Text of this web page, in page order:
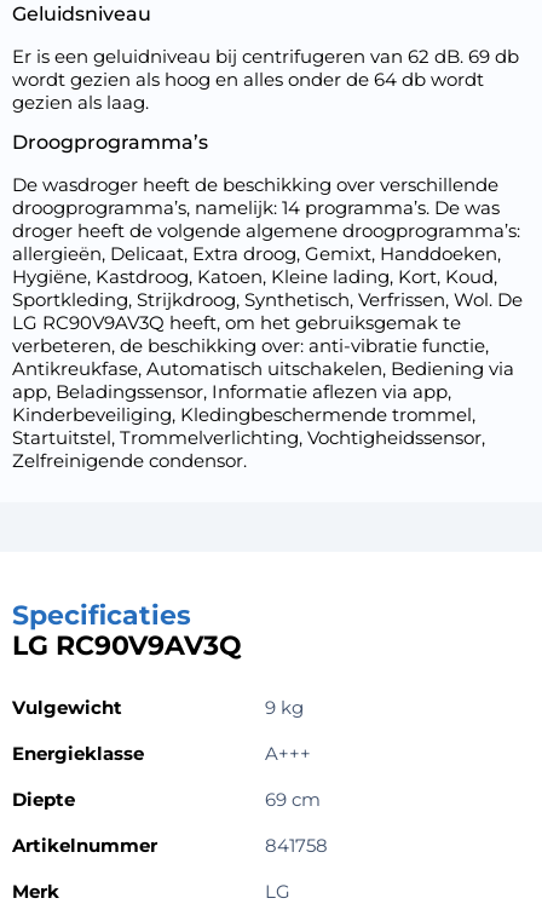
Geluidsniveau
Er is een geluidniveau bij centrifugeren van 62 dB. 69 db
wordt gezien als hoog en alles onder de 64 db wordt
gezien als laag.
Droogprogramma’s
De wasdroger heeft de beschikking over verschillende
droogprogramma’s, namelijk: 14 programma’s. De was
droger heeft de volgende algemene droogprogramma’s:
allergieën, Delicaat, Extra droog, Gemixt, Handdoeken,
Hygiëne, Kastdroog, Katoen, Kleine lading, Kort, Koud,
Sportkleding, Strijkdroog, Synthetisch, Verfrissen, Wol. De
LG RC90V9AV3Q heeft, om het gebruiksgemak te
verbeteren, de beschikking over: anti-vibratie functie,
Antikreukfase, Automatisch uitschakelen, Bediening via
app, Beladingssensor, Informatie aflezen via app,
Kinderbeveiliging, Kledingbeschermende trommel,
Startuitstel, Trommelverlichting, Vochtigheidssensor,
Zelfreinigende condensor.
Specificaties
LG RC90V9AV3Q
Vulgewicht
9 kg
Energieklasse
A+++
Diepte
69 cm
Artikelnummer
841758
Merk
LG